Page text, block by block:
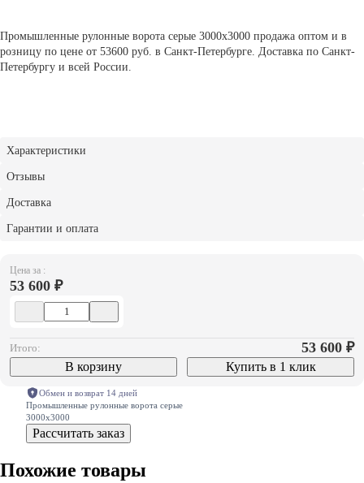
Цена за :
53 600 ₽
Итого: 53 600 ₽
В корзину Купить в 1 клик
Обмен и возврат 14 дней
Промышленные рулонные ворота серые
3000х3000
Рассчитать заказ
Промышленные рулонные ворота серые 3000х3000 продажа оптом и в
розницу по цене от 53600 руб. в Санкт-Петербурге. Доставка по Санкт-
Петербургу и всей России.
Характеристики
Отзывы
Доставка
Гарантии и оплата
Похожие товары